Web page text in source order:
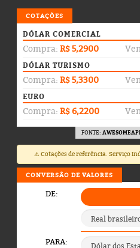
COTAÇÕES
DÓLAR COMERCIAL
Compra: R$ 5,2900
DÓLAR TURISMO
Compra: R$ 5,3300
EURO
Compra: R$ 6,2200
FONTE: AWESOMEAPI
⚠️ Cotações de referência. Serviço
CONVERSÃO DE VALORES